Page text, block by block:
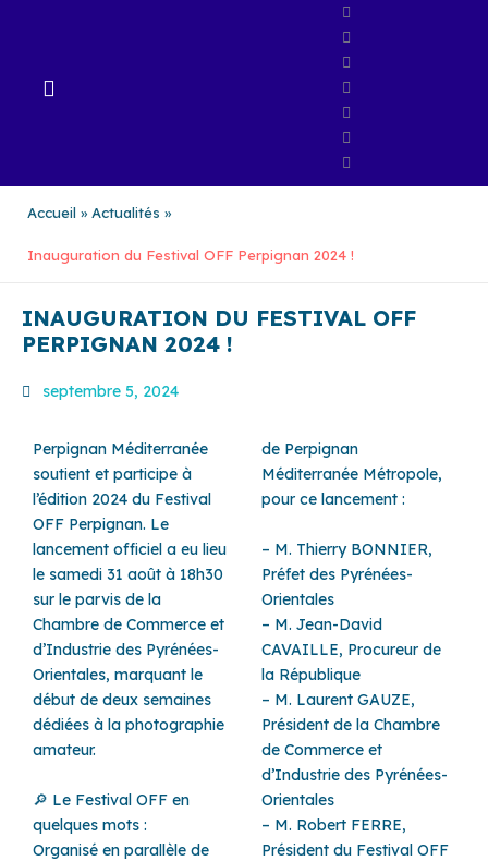
Accueil Actualités
Inauguration du Festival OFF Perpignan 2024 !
INAUGURATION DU FESTIVAL OFF
PERPIGNAN 2024 !
septembre 5, 2024
Perpignan Méditerranée
soutient et participe à
l’édition 2024 du Festival
OFF Perpignan. Le
lancement officiel a eu lieu
le samedi 31 août à 18h30
sur le parvis de la
Chambre de Commerce et
d’Industrie des Pyrénées-
Orientales, marquant le
début de deux semaines
dédiées à la photographie
amateur.
🔎 Le Festival OFF en
quelques mots :
Organisé en parallèle de
de Perpignan
Méditerranée Métropole,
pour ce lancement :
– M. Thierry BONNIER,
Préfet des Pyrénées-
Orientales
– M. Jean-David
CAVAILLE, Procureur de
la République
– M. Laurent GAUZE,
Président de la Chambre
de Commerce et
d’Industrie des Pyrénées-
Orientales
– M. Robert FERRE,
Président du Festival OFF